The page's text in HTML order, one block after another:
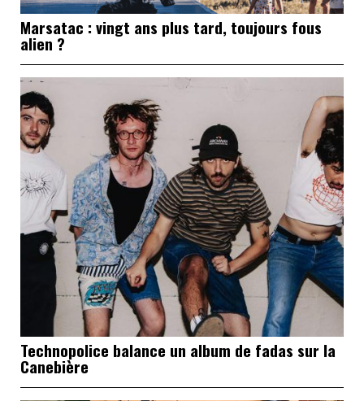
Marsatac : vingt ans plus tard, toujours fous
alien ?
Technopolice balance un album de fadas sur la
Canebière